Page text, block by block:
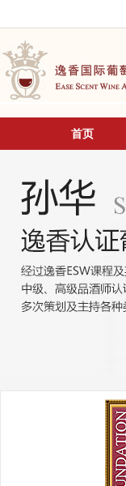
首页